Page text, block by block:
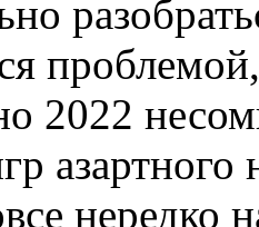
2022
азартного
нередко